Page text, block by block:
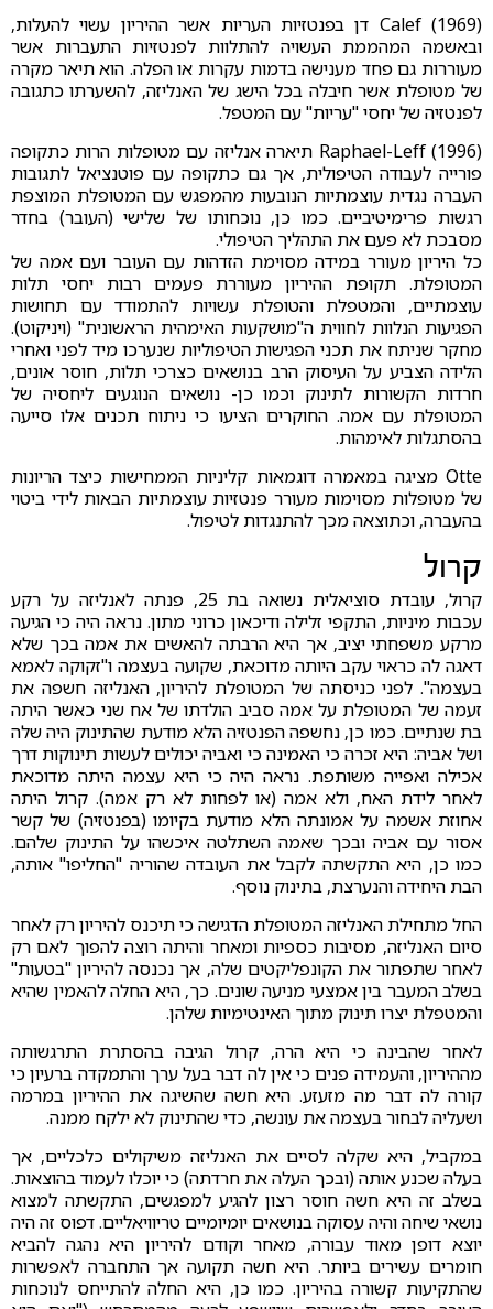
Calef (1969) דן בפנטזיות העריות אשר ההיריון עשוי להעלות,
ובאשמה המהממת העשויה להתלוות לפנטזיות התעברות אשר
מעוררות גם פחד מענישה בדמות עקרות או הפלה. הוא תיאר מקרה
של מטופלת אשר חיבלה בכל הישג של האנליזה, להשערתו כתגובה
לפנטזיה של יחסי "עריות" עם המטפל.
Raphael-Leff (1996) תיארה אנליזה עם מטופלות הרות כתקופה
פורייה לעבודה הטיפולית, אך גם כתקופה עם פוטנציאל לתגובות
העברה נגדית עוצמתיות הנובעות מהמפגש עם המטופלת המוצפת
רגשות פרימיטיביים. כמו כן, נוכחותו של שלישי (העובר) בחדר
מסבכת לא פעם את התהליך הטיפולי.
כל היריון מעורר במידה מסוימת הזדהות עם העובר ועם אמה של
המטופלת. תקופת ההיריון מעוררת פעמים רבות יחסי תלות
עוצמתיים, והמטפלת והטופלת עשויות להתמודד עם תחושות
הפגיעות הנלוות לחווית ה"מושקעות האימהית הראשונית" (ויניקוט).
מחקר שניתח את תכני הפגישות הטיפוליות שנערכו מיד לפני ואחרי
הלידה הצביע על העיסוק הרב בנושאים כצרכי תלות, חוסר אונים,
חרדות הקשורות לתינוק וכמו כן- נושאים הנוגעים ליחסיה של
המטופלת עם אמה. החוקרים הציעו כי ניתוח תכנים אלו סייעה
בהסתגלות לאימהות.
Otte מציגה במאמרה דוגמאות קליניות הממחישות כיצד הריונות
של מטופלות מסוימות מעורר פנטזיות עוצמתיות הבאות לידי ביטוי
בהעברה, וכתוצאה מכך להתנגדות לטיפול.
קרול
קרול, עובדת סוציאלית נשואה בת 25, פנתה לאנליזה על רקע
עכבות מיניות, התקפי זלילה ודיכאון כרוני מתון. נראה היה כי הגיעה
מרקע משפחתי יציב, אך היא הרבתה להאשים את אמה בכך שלא
דאגה לה כראוי עקב היותה מדוכאת, שקועה בעצמה ו"זקוקה לאמא
בעצמה". לפני כניסתה של המטופלת להיריון, האנליזה חשפה את
זעמה של המטופלת על אמה סביב הולדתו של אח שני כאשר היתה
בת שנתיים. כמו כן, נחשפה הפנטזיה הלא מודעת שהתינוק היה שלה
ושל אביה: היא זכרה כי האמינה כי ואביה יכולים לעשות תינוקות דרך
אכילה ואפייה משותפת. נראה היה כי היא עצמה היתה מדוכאת
לאחר לידת האח, ולא אמה (או לפחות לא רק אמה). קרול היתה
אחוזת אשמה על אמונתה הלא מודעת בקיומו (בפנטזיה) של קשר
אסור עם אביה ובכך שאמה השתלטה איכשהו על התינוק שלהם.
כמו כן, היא התקשתה לקבל את העובדה שהוריה "החליפו" אותה,
הבת היחידה והנערצת, בתינוק נוסף.
החל מתחילת האנליזה המטופלת הדגישה כי תיכנס להיריון רק לאחר
סיום האנליזה, מסיבות כספיות ומאחר והיתה רוצה להפוך לאם רק
לאחר שתפתור את הקונפליקטים שלה, אך נכנסה להיריון "בטעות"
בשלב המעבר בין אמצעי מניעה שונים. כך, היא החלה להאמין שהיא
והמטפלת יצרו תינוק מתוך האינטימיות שלהן.
לאחר שהבינה כי היא הרה, קרול הגיבה בהסתרת התרגשותה
מההיריון, והעמידה פנים כי אין לה דבר בעל ערך והתמקדה ברעיון כי
קורה לה דבר מה מזעזע. היא חשה שהשיגה את ההיריון במרמה
ושעליה לבחור בעצמה את עונשה, כדי שהתינוק לא ילקח ממנה.
במקביל, היא שקלה לסיים את האנליזה משיקולים כלכליים, אך
בעלה שכנע אותה (ובכך העלה את חרדתה) כי יוכלו לעמוד בהוצאות.
בשלב זה היא חשה חוסר רצון להגיע למפגשים, התקשתה למצוא
נושאי שיחה והיה עסוקה בנושאים יומיומיים טריוויאליים. דפוס זה היה
יוצא דופן מאוד עבורה, מאחר וקודם להיריון היא נהגה להביא
חומרים עשירים ביותר. היא חשה תקועה אך התחברה לאפשרות
שהתקיעות קשורה בהיריון. כמו כן, היא החלה להתייחס לנוכחות